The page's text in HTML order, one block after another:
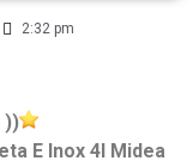
2:32 pm
))
E Inox 4l Midea